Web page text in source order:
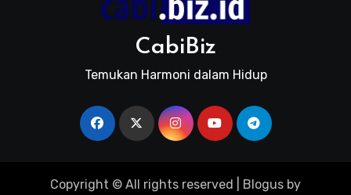
CabiBiz
Temukan Harmoni dalam Hidup
Copyright © All rights reserved Blogus by